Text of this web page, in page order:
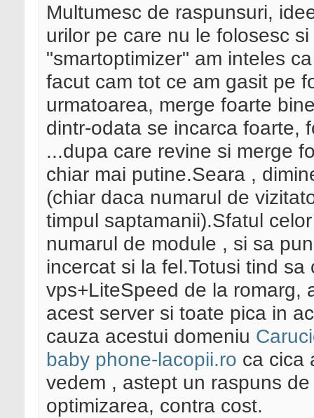
Multumesc de raspunsuri,
urilor pe care nu le folosesc
"smartoptimizer" am inteles
facut cam tot ce am gasit pe
urmatoarea, merge foarte
dintr-odata se incarca foarte,
...dupa care revine si merge
chiar mai putine.Seara ,
(chiar daca numarul de
timpul saptamanii).Sfatul
numarul de module , si sa
incercat si la fel.Totusi tind
vps+LiteSpeed de la romarg,
acest server si toate pica in
cauza acestui domeniu
baby phone-lacopii.ro ca cica
vedem , astept un raspuns
optimizarea, contra cost.